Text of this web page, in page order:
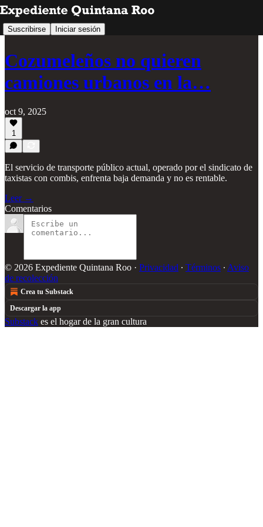
Suscribirse Iniciar sesión
Cozumeleños no quieren
camiones urbanos en la…
oct 9, 2025
1
El servicio de transporte público actual, operado por el sindicato de
taxistas con combis, enfrenta baja demanda y no es rentable.
Leer →
Comentarios
© 2026 Expediente Quintana Roo · Privacidad ∙ Términos ∙ Aviso
de recolección
Crea tu Substack
Descargar la app
Substack es el hogar de la gran cultura